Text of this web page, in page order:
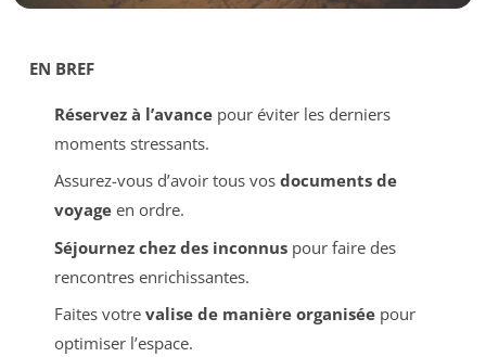
EN BREF
Réservez à l’avancepour éviter les derniers
moments stressants.
Assurez-vous d’avoir tous vos documents de
voyageen ordre.
Séjournez chez des inconnuspour faire des
rencontres enrichissantes.
Faites votre valise de manière organiséepour
optimiser l’espace.